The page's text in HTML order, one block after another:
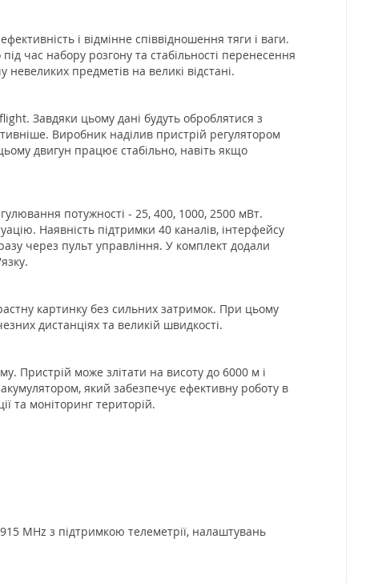
і відмінне співвідношення тяги і ваги.
час набору розгону та стабільності перенесення
предметів на великі відстані.
Завдяки цьому дані будуть оброблятися з
Виробник наділив пристрій регулятором
двигун працює стабільно, навіть якщо
потужності - 25, 400, 1000, 2500 мВт.
Наявність підтримки 40 каналів, інтерфейсу
через пульт управління. У комплект додали
картинку без сильних затримок. При цьому
дистанціях та великій швидкості.
Пристрій може злітати на висоту до 6000 м і
який забезпечує ефективну роботу в
та моніторинг територій.
MHz з підтримкою телеметрії, налаштувань